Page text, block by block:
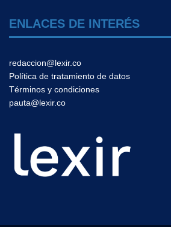
ENLACES DE INTERÉS
redaccion@lexir.co
Política de tratamiento de datos
Términos y condiciones
pauta@lexir.co